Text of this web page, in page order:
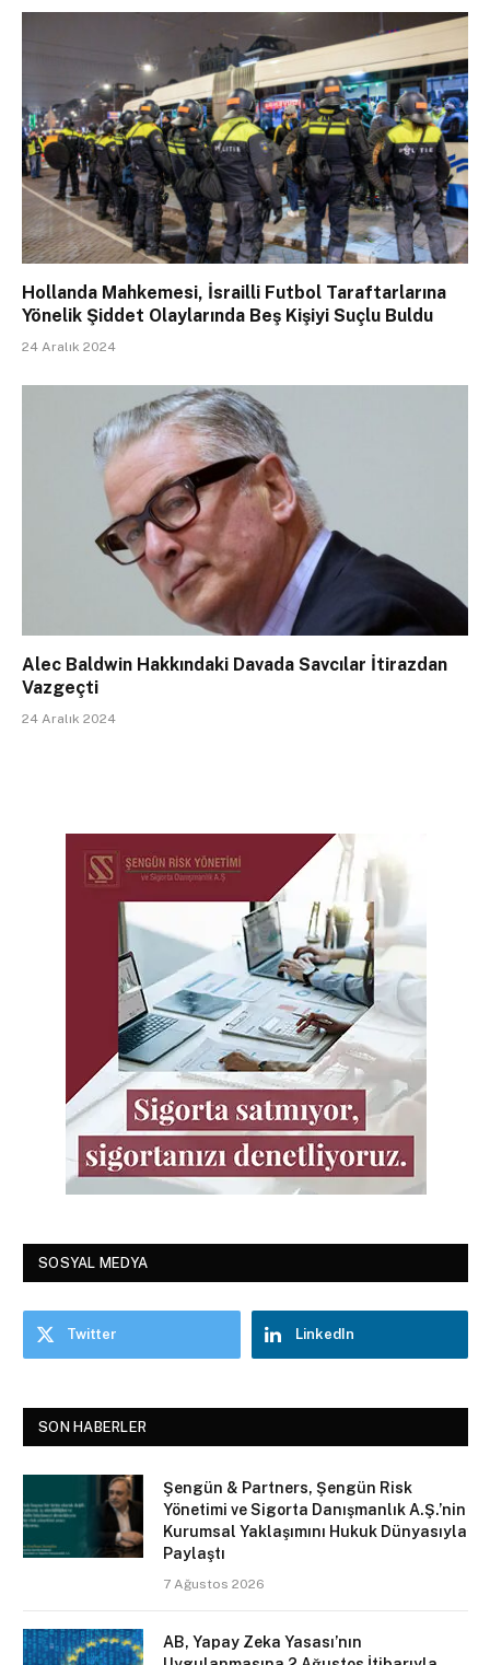
Hollanda Mahkemesi, İsrailli Futbol Taraftarlarına
Yönelik Şiddet Olaylarında Beş Kişiyi Suçlu Buldu
24 Aralık 2024
Alec Baldwin Hakkındaki Davada Savcılar İtirazdan
Vazgeçti
24 Aralık 2024
SOSYAL MEDYA
Twitter LinkedIn
SON HABERLER
Şengün & Partners, Şengün Risk
Yönetimi ve Sigorta Danışmanlık A.Ş.’nin
Kurumsal Yaklaşımını Hukuk Dünyasıyla
Paylaştı
7 Ağustos 2026
AB, Yapay Zeka Yasası’nın